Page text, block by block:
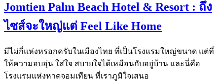
Jomtien Palm Beach Hotel & Resort : ถึง
ไซส์จะใหญ่แต่ Feel Like Home
มีไม่กี่แห่งหรอกครับในเมืองไทย ที่เป็นโรงแรมใหญ่ขนาด แต่ที่
ให้ความอบอุ่น ใส่ใจ สบายใจได้เหมือนกับอยู่บ้าน และนี่คือ
โรงแรมแห่งหาดจอมเทียน ที่เราภูมิใจเสนอ